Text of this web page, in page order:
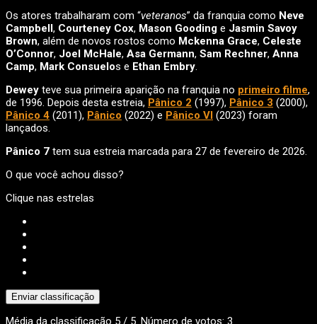
Os atores trabalharam com “veteranos” da franquia como Neve
Campbell , Courteney Cox, Mason Gooding e Jasmin Savoy
Brown, além de novos rostos como Mckenna Grace, Celeste
O’Connor, Joel McHale, Asa Germann, Sam Rechner, Anna
Camp, Mark Consuelos e Ethan Embry.
Dewey teve sua primeira aparição na franquia no primeiro filme,
de 1996. Depois desta estreia, Pânico 2 (1997), Pânico 3 (2000),
Pânico 4 (2011), Pânico (2022) e Pânico VI (2023) foram
lançados.
Pânico 7 tem sua estreia marcada para 27 de fevereiro de 2026.
O que você achou disso?
Clique nas estrelas
Enviar classificação